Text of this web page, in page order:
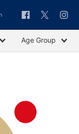
Age Group